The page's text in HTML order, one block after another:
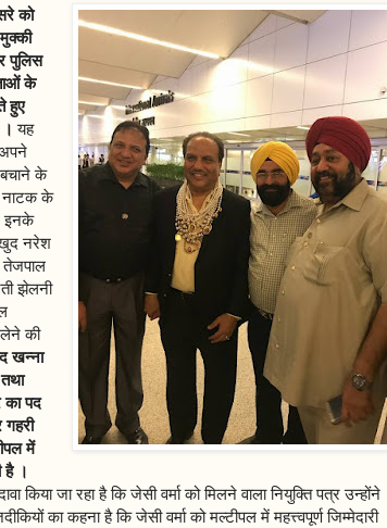
को
पुलिस
के
हुए
।यह
अपने
के
नाटक के
इनके
खुद नरेश
झेलनी
की
खन्ना
का पद
में
है ।
किया जा रहा है कि जेसी वर्मा को मिलने वाला नियुक्ति पत्र उन्होंने
का कहना है कि जेसी वर्मा को मल्टीपल में महत्त्वपूर्ण जिम्मेदारी